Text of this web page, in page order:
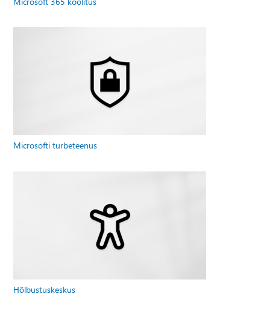
Microsofti turbeteenus
Hõlbustuskeskus